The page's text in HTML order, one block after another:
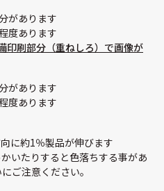
があります
度あります
印刷部分（重ねしろ）で画像が
があります
度あります
に約1％製品が伸びます
いたりすると色落ちする事があ
ご注意ください。